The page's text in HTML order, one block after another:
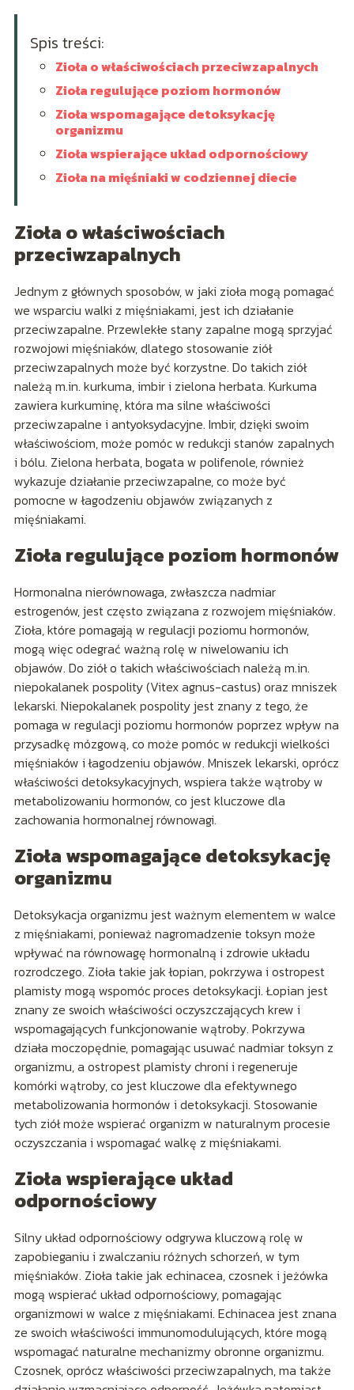
Spis treści:
Zioła o właściwościach przeciwzapalnych
Zioła regulujące poziom hormonów
Zioła wspomagające detoksykację
organizmu
Zioła wspierające układ odpornościowy
Zioła na mięśniaki w codziennej diecie
Zioła o właściwościach
przeciwzapalnych
Jednym z głównych sposobów, w jaki zioła mogą pomagać
we wsparciu walki z mięśniakami, jest ich działanie
przeciwzapalne. Przewlekłe stany zapalne mogą sprzyjać
rozwojowi mięśniaków, dlatego stosowanie ziół
przeciwzapalnych może być korzystne. Do takich ziół
należą m.in. kurkuma, imbir i zielona herbata. Kurkuma
zawiera kurkuminę, która ma silne właściwości
przeciwzapalne i antyoksydacyjne. Imbir, dzięki swoim
właściwościom, może pomóc w redukcji stanów zapalnych
i bólu. Zielona herbata, bogata w polifenole, również
wykazuje działanie przeciwzapalne, co może być
pomocne w łagodzeniu objawów związanych z
mięśniakami.
Zioła regulujące poziom hormonów
Hormonalna nierównowaga, zwłaszcza nadmiar
estrogenów, jest często związana z rozwojem mięśniaków.
Zioła, które pomagają w regulacji poziomu hormonów,
mogą więc odegrać ważną rolę w niwelowaniu ich
objawów. Do ziół o takich właściwościach należą m.in.
niepokalanek pospolity (Vitex agnus-castus) oraz mniszek
lekarski. Niepokalanek pospolity jest znany z tego, że
pomaga w regulacji poziomu hormonów poprzez wpływ na
przysadkę mózgową, co może pomóc w redukcji wielkości
mięśniaków i łagodzeniu objawów. Mniszek lekarski, oprócz
właściwości detoksykacyjnych, wspiera także wątroby w
metabolizowaniu hormonów, co jest kluczowe dla
zachowania hormonalnej równowagi.
Zioła wspomagające detoksykację
organizmu
Detoksykacja organizmu jest ważnym elementem w walce
z mięśniakami, ponieważ nagromadzenie toksyn może
wpływać na równowagę hormonalną i zdrowie układu
rozrodczego. Zioła takie jak łopian, pokrzywa i ostropest
plamisty mogą wspomóc proces detoksykacji. Łopian jest
znany ze swoich właściwości oczyszczających krew i
wspomagających funkcjonowanie wątroby. Pokrzywa
działa moczopędnie, pomagając usuwać nadmiar toksyn z
organizmu, a ostropest plamisty chroni i regeneruje
komórki wątroby, co jest kluczowe dla efektywnego
metabolizowania hormonów i detoksykacji. Stosowanie
tych ziół może wspierać organizm w naturalnym procesie
oczyszczania i wspomagać walkę z mięśniakami.
Zioła wspierające układ
odpornościowy
Silny układ odpornościowy odgrywa kluczową rolę w
zapobieganiu i zwalczaniu różnych schorzeń, w tym
mięśniaków. Zioła takie jak echinacea, czosnek i jeżówka
mogą wspierać układ odpornościowy, pomagając
organizmowi w walce z mięśniakami. Echinacea jest znana
ze swoich właściwości immunomodulujących, które mogą
wspomagać naturalne mechanizmy obronne organizmu.
Czosnek, oprócz właściwości przeciwzapalnych, ma także